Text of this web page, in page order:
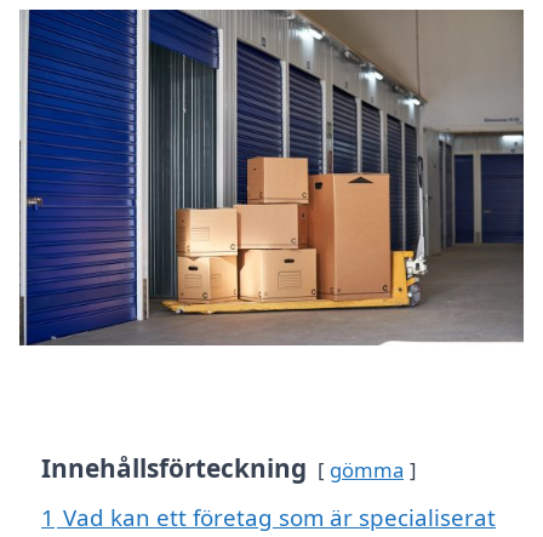
Innehållsförteckning gömma
1 Vad kan ett företag som är specialiserat